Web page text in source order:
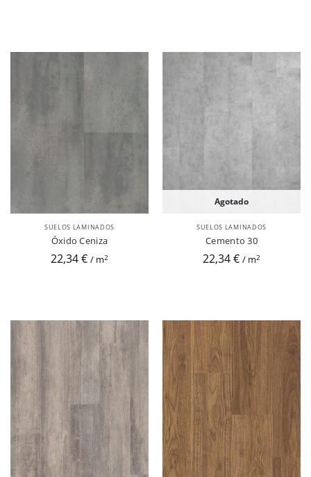
SUELOS LAMINADOS
Óxido Ceniza
22,34 € / m2
Agotado
SUELOS LAMINADOS
Cemento 30
22,34 € / m2